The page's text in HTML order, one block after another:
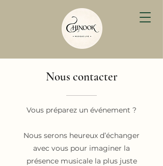
Nous contacter
Vous préparez un événement ?
Nous serons heureux d’échanger
avec vous pour imaginer la
présence musicale la plus juste